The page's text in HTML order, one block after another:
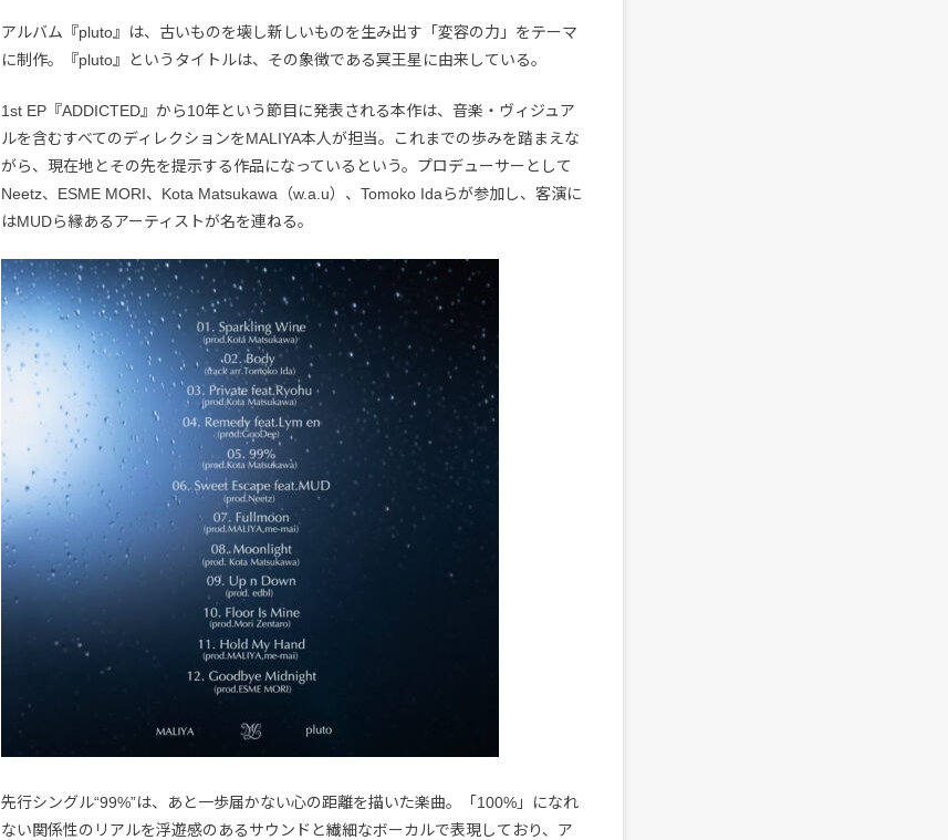
アルバム『pluto』は、古いものを壊し新しいものを生み出す「変容の力」をテーマ
に制作。『pluto』というタイトルは、その象徴である冥王星に由来している。
1st EP『ADDICTED』から10年という節目に発表される本作は、音楽・ヴィジュア
ルを含むすべてのディレクションをMALIYA本人が担当。これまでの歩みを踏まえな
がら、現在地とその先を提示する作品になっているという。プロデューサーとして
Neetz、ESME MORI、Kota Matsukawa（w.a.u）、Tomoko Idaらが参加し、客演に
はMUDら縁あるアーティストが名を連ねる。
先行シングル“99%”は、あと一歩届かない心の距離を描いた楽曲。「100%」になれ
ない関係性のリアルを浮遊感のあるサウンドと繊細なボーカルで表現しており、ア